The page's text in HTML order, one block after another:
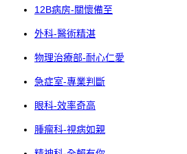
12B病房-關懷備至
外科-醫術精湛
物理治療部-耐心仁愛
急症室-專業判斷
眼科-效率奇高
腫瘤科-視病如親